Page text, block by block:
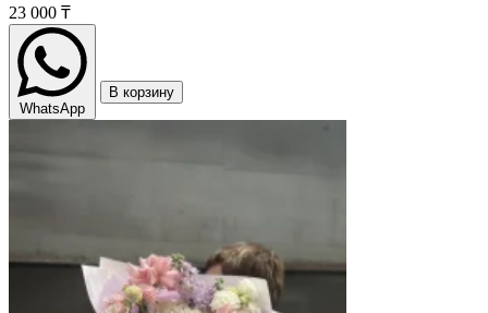
23 000 ₸
WhatsApp
В корзину